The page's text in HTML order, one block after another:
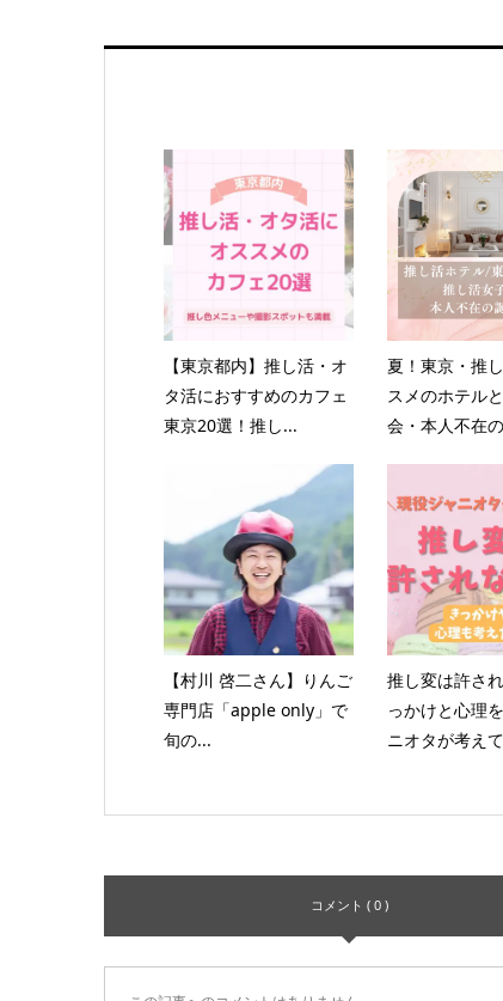
【東京都内】推し活・オ
タ活におすすめのカフェ
東京20選！推し...
夏！東京・推
スメのホテル
会・本人不在
【村川 啓二さん】りんご
専門店「apple only」で
旬の...
推し変は許さ
っかけと心理
ニオタが考え
コメント ( 0 )